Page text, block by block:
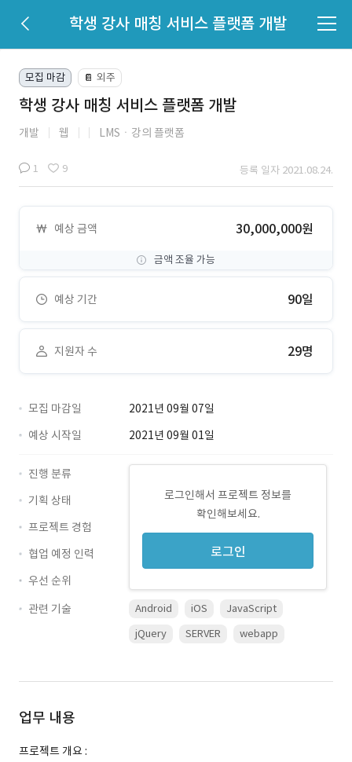
학생 강사 매칭 서비스 플랫폼 개발
모집 마감 📔 외주
학생 강사 매칭 서비스 플랫폼 개발
개발 웹 LMSㆍ강의 플랫폼
1 9 등록 일자 2021.08.24.
예상 금액 30,000,000원
금액 조율 가능
예상 기간 90일
지원자 수 29명
모집 마감일
2021년 09월 07일
예상 시작일
2021년 09월 01일
로그인해서 프로젝트 정보를
확인해보세요.
로그인
진행 분류
기획 상태
프로젝트 경험
협업 예정 인력
우선 순위
관련 기술
Android iOS
JavaScript
jQuery
SERVER webapp
업무 내용
프로젝트 개요 :